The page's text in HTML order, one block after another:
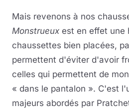
Mais revenons à nos
Monstrueux est en effet une
chaussettes bien placées,
permettent d'éviter d'avoir
celles qui permettent de
« dans le pantalon ». C'est
majeurs abordés par